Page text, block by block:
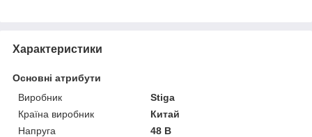
Характеристики
Основні атрибути
Виробник
Stiga
Країна виробник
Китай
Напруга
48 В